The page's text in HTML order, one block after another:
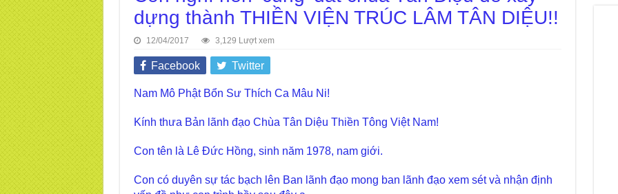
dựng thành THIỀN VIỆN TRÚC LÂM TÂN DIỆU!!
12/04/2017 3,129 Lượt xem
Facebook Twitter
Nam Mô Phật Bổn Sư Thích Ca Mâu Ni!
Kính thưa Bản lãnh đạo Chùa Tân Diệu Thiền Tông Việt Nam!
Con tên là Lê Đức Hồng, sinh năm 1978, nam giới.
Con có duyên sự tác bạch lên Ban lãnh đạo mong ban lãnh đạo xem sét và nhận định